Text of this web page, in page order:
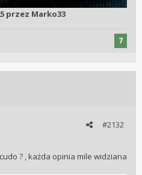
przez Marko33
7
#2132
? , każda opinia mile widziana